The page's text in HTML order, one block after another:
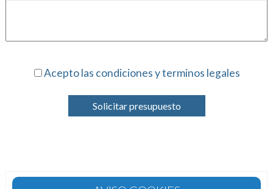
Acepto las condiciones y terminos legales
Solicitar presupuesto